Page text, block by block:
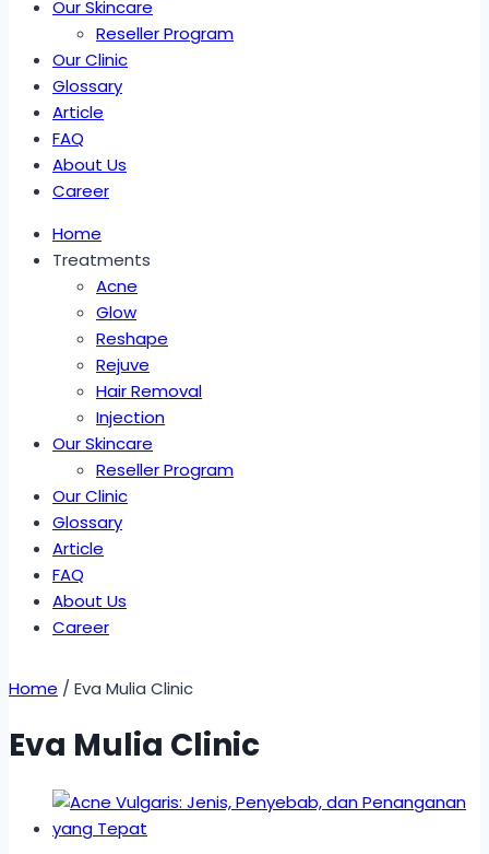
Our Skincare
Reseller Program
Our Clinic
Glossary
Article
FAQ
About Us
Career
Home
Treatments
Acne
Glow
Reshape
Rejuve
Hair Removal
Injection
Our Skincare
Reseller Program
Our Clinic
Glossary
Article
FAQ
About Us
Career
Home / Eva Mulia Clinic
Eva Mulia Clinic